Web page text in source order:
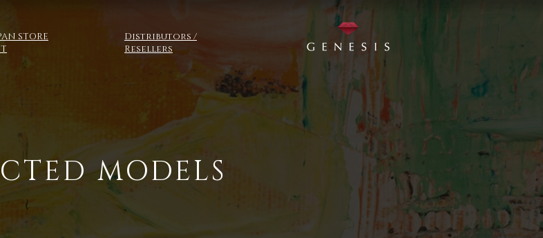
STORE
Distributors /
Resellers
MODELS